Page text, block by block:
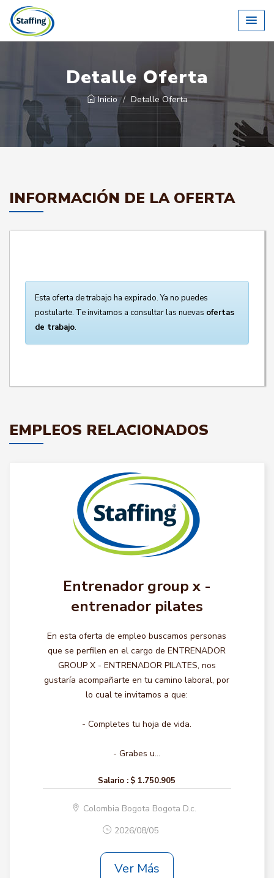
Detalle Oferta
Inicio Detalle Oferta
INFORMACIÓN DE LA OFERTA
Esta oferta de trabajo ha expirado. Ya no puedes
postularte. Te invitamos a consultar las nuevas ofertas
de trabajo.
EMPLEOS RELACIONADOS
Entrenador group x -
entrenador pilates
En esta oferta de empleo buscamos personas
que se perfilen en el cargo de ENTRENADOR
GROUP X - ENTRENADOR PILATES, nos
gustaría acompañarte en tu camino laboral, por
lo cual te invitamos a que:
- Completes tu hoja de vida.
- Grabes u...
Salario : $ 1.750.905
Colombia Bogota Bogota D.c.
2026/08/05
Ver Más